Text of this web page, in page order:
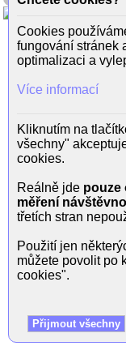
Cookies
fungování stránek
optimalizaci a
Více informací
Kliknutím na
všechny"
cookies.
Reálně jde pouze
měření
třetích stran
Použití jen
můžete povolit po
cookies".
Přijmout všechny